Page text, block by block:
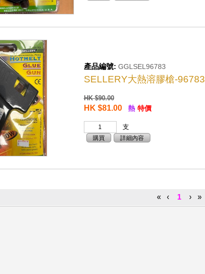
產品編號: GGLSEL96783
SELLERY大熱溶膠槍-96783
HK $90.00
HK $81.00 熱 特價
支
購買 詳細內容
« ‹ 1 › »